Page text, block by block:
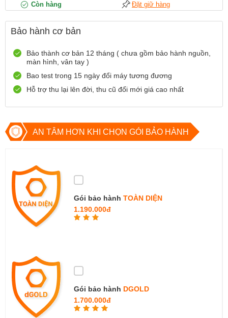
Còn hàng
Đặt giữ hàng
12 Điện Biên Phủ, TP Hải Phòng
0916551212
Số 72 Trần Thành Ngọ,TP Hải Phòng
0888667272
Xem bản đồ
Còn hàng
Đặt giữ hàng
Còn hàng
Đặt giữ hàng
Bảo hành cơ bản
Bảo thành cơ bản 12 tháng ( chưa gồm bảo hành nguồn,
màn hình, vân tay )
Bao test trong 15 ngày đổi máy tương đương
Hỗ trợ thu lại lên đời, thu cũ đổi mới giá cao nhất
AN TÂM HƠN KHI CHỌN GÓI BẢO HÀNH
Gói bảo hành TOÀN DIỆN
1.190.000đ
Gói bảo hành DGOLD
1.700.000đ